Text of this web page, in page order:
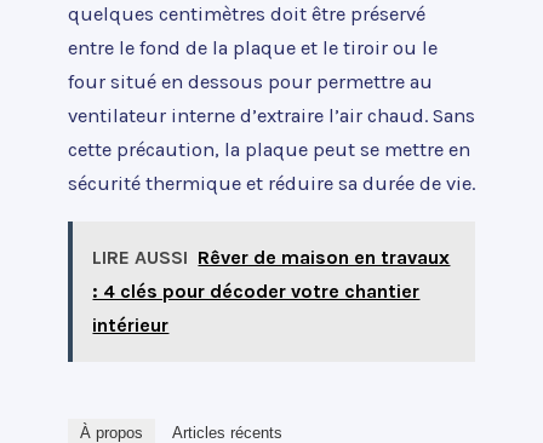
quelques centimètres doit être préservé
entre le fond de la plaque et le tiroir ou le
four situé en dessous pour permettre au
ventilateur interne d’extraire l’air chaud. Sans
cette précaution, la plaque peut se mettre en
sécurité thermique et réduire sa durée de vie.
LIRE AUSSI Rêver de maison en travaux
: 4 clés pour décoder votre chantier
intérieur
À propos Articles récents